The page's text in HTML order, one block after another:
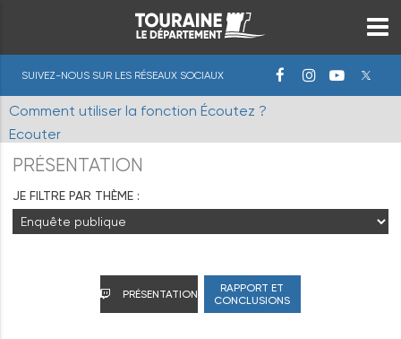
SUIVEZ-NOUS SUR LES RÉSEAUX SOCIAUX
Comment utiliser la fonction Écoutez ?
Ecouter
PRÉSENTATION
JE FILTRE PAR THÈME :
PRÉSENTATION
RAPPORT ET
CONCLUSIONS